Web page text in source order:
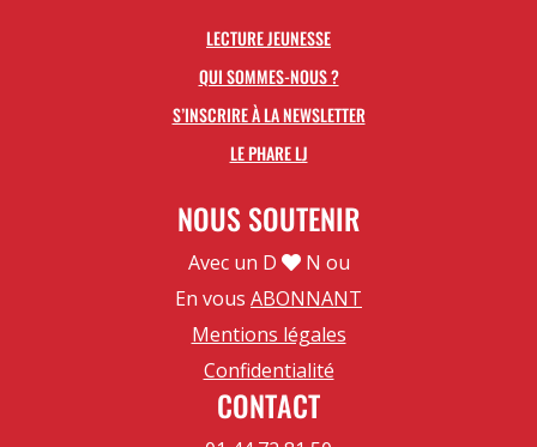
LECTURE JEUNESSE
QUI SOMMES-NOUS ?
S’INSCRIRE À LA NEWSLETTER
LE PHARE LJ
NOUS SOUTENIR
Avec un D
N ou
En vous ABONNANT
Mentions légales
Confidentialité
CONTACT